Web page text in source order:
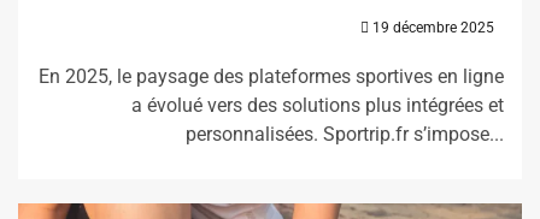
19 décembre 2025
En 2025, le paysage des plateformes sportives en ligne
a évolué vers des solutions plus intégrées et
personnalisées. Sportrip.fr s’impose...